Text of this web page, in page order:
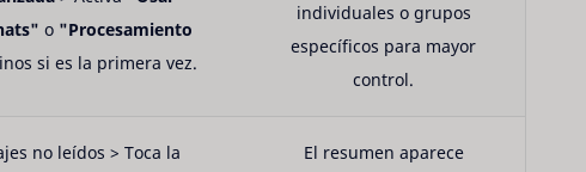
o "Procesamiento
si es la primera vez.
individuales o grupos
específicos para mayor
control.
no leídos > Toca la
El resumen aparece